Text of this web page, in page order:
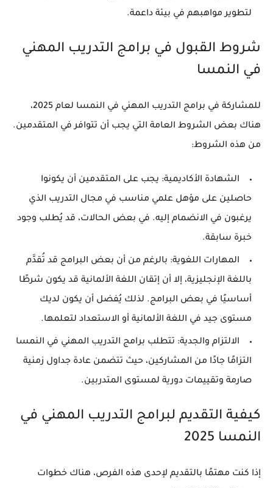
لتطوير مواهبهم في بيئة داعمة.
شروط القبول في برامج التدريب المهني
في النمسا
للمشاركة في برامج التدريب المهني في النمسا لعام 2025،
هناك بعض الشروط العامة التي يجب أن تتوافر في المتقدمين.
من هذه الشروط:
الشهادة الأكاديمية: يجب على المتقدمين أن يكونوا
حاصلين على مؤهل علمي مناسب في مجال التدريب الذي
يرغبون في الانضمام إليه. في بعض الحالات، قد يُطلب وجود
خبرة سابقة.
المهارات اللغوية: بالرغم من أن بعض البرامج قد تُقدَّم
باللغة الإنجليزية، إلا أن إتقان اللغة الألمانية قد يكون شرطًا
أساسيًا في بعض البرامج. لذلك يُفضل أن يكون لديك
مستوى جيد في اللغة الألمانية أو الاستعداد لتعلمها.
الالتزام والجدية: تتطلب برامج التدريب المهني في النمسا
التزامًا جادًا من المشاركين، حيث تتضمن عادة جداول زمنية
صارمة وتقييمات دورية لمستوى المتدربين.
كيفية التقديم لبرامج التدريب المهني في
النمسا 2025
إذا كنت مهتمًا بالتقديم لإحدى هذه الفرص، هناك خطوات